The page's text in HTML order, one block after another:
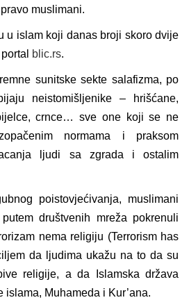
muslimani.
u islam koji danas broji skoro dvije
blic.rs.
sunitske sekte salafizma, po
neistomišljenike – hrišćane,
crnce… sve one koji se ne
normama i praksom
ljudi sa zgrada i ostalim
poistovjećivanja, muslimani
društvenih mreža pokrenuli
nema religiju (Terrorism has
da ljudima ukažu na to da su
religije, a da Islamska država
Muhameda i Kur’ana.